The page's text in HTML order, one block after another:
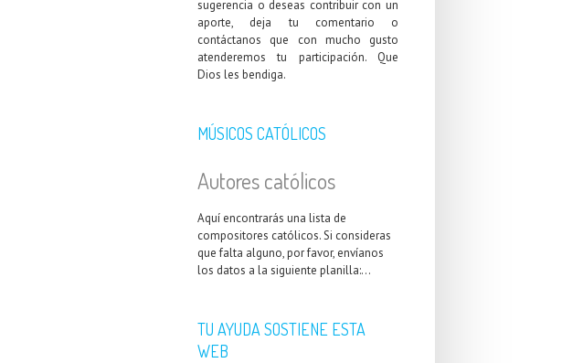
sugerencia o deseas contribuir con un
aporte, deja tu comentario o
contáctanos que con mucho gusto
atenderemos tu participación. Que
Dios les bendiga.
MÚSICOS CATÓLICOS
Autores católicos
Aquí encontrarás una lista de
compositores católicos. Si consideras
que falta alguno, por favor, envíanos
los datos a la siguiente planilla:...
TU AYUDA SOSTIENE ESTA
WEB